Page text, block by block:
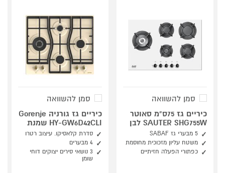
סמן להשוואה
כיריים גז 75ס"מ סאוטר
SAUTER SHG755W לבן
5 מבערי גז SABAF
משטח עליון מזכוכית מחוסמת
כפתורי הפעלה חזיתיים
סמן להשוואה
כיריים גז גורניה Gorenje
HY-GW6D42CLI שמנת
סדרת קלאסיקו. עיצוב רטרו
4 מבערים
3 נושאי סירים יצוקים דוחי
שומן